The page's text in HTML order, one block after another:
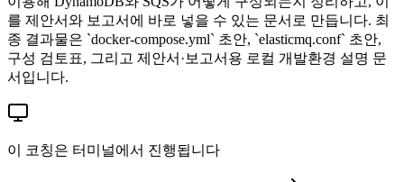
를 제안서와 보고서에 바로 넣을 수 있는 문서로 만듭니다. 최
종 결과물은 `docker-compose.yml` 초안, `elasticmq.conf` 초안,
구성 검토표, 그리고 제안서·보고서용 로컬 개발환경 설명 문
서입니다.
이 코칭은 터미널에서 진행됩니다